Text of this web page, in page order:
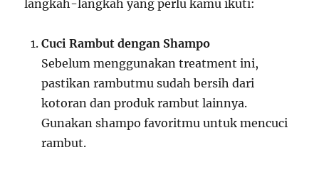
langkah-langkah yang perlu kamu ikuti:
Cuci Rambut dengan Shampo
Sebelum menggunakan treatment ini,
pastikan rambutmu sudah bersih dari
kotoran dan produk rambut lainnya.
Gunakan shampo favoritmu untuk mencuci
rambut.